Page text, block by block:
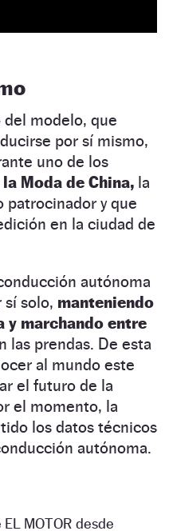
del modelo, que
por sí mismo,
uno de los
Moda de China, la
patrocinador y que
en la ciudad de
autónoma
sí solo, manteniendo
y marchando entre
las prendas. De esta
al mundo este
el futuro de la
el momento, la
los datos técnicos
autónoma.
MOTOR desde